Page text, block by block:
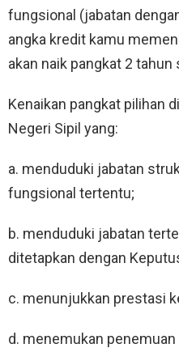
fungsional (jabatan
angka kredit kamu
akan naik pangkat 2 tahun
Kenaikan pangkat pilihan
Negeri Sipil yang:
a. menduduki jabatan
fungsional tertentu;
b. menduduki jabatan
ditetapkan dengan
c. menunjukkan prestasi
d. menemukan